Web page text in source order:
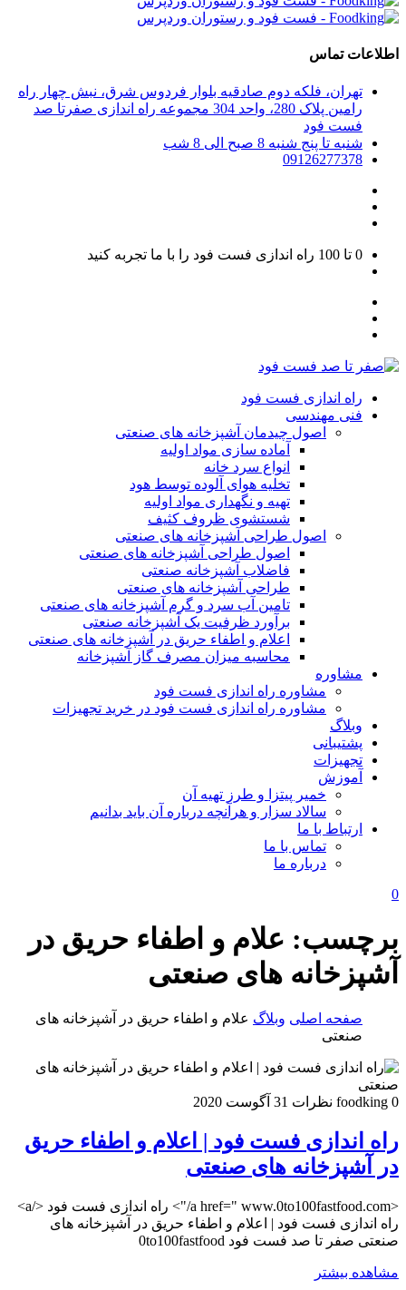
اطلاعات تماس
تهران، فلکه دوم صادقیه بلوار فردوس شرق، نبش چهار راه
رامین پلاک 280، واحد 304 مجموعه راه اندازی صفرتا صد
فست فود
شنبه تا پنج شنبه 8 صبح الی 8 شب
09126277378
0 تا 100 راه اندازی فست فود را با ما تجربه کنید
راه اندازی فست فود
فنی مهندسی
اصول چیدمان آشپزخانه های صنعتی
آماده سازی مواد اولیه
انواع سرد خانه
تخلیه هوای آلوده توسط هود
تهیه و نگهداری مواد اولیه
شستشوی ظروف کثیف
اصول طراحی آشپزخانه های صنعتی
اصول طراحی آشپزخانه های صنعتی
فاضلاب آشپزخانه صنعتی
طراحی آشپزخانه های صنعتی
تامین آب سرد و گرم آشپزخانه های صنعتی
برآورد ظرفیت یک آشپزخانه صنعتی
اعلام و اطفاء حریق در آشپزخانه های صنعتی
محاسبه میزان مصرف گاز آشپزخانه
مشاوره
مشاوره راه اندازی فست فود
مشاوره راه اندازی فست فود در خرید تجهیزات
وبلاگ
پشتیبانی
تجهیزات
آموزش
خمیر پیتزا و طرز تهیه آن
سالاد سزار و هرآنچه درباره آن باید بدانیم
ارتباط با ما
تماس با ما
درباره ما
0
برچسب: علام و اطفاء حریق در
آشپزخانه های صنعتی
صفحه اصلی وبلاگ علام و اطفاء حریق در آشپزخانه های
صنعتی
foodking 0 نظرات 31 آگوست 2020
راه اندازی فست فود | اعلام و اطفاء حریق
در آشپزخانه های صنعتی
<a href=" www.0to100fastfood.com/"> راه اندازی فست فود </a>
راه اندازی فست فود | اعلام و اطفاء حریق در آشپزخانه های
صنعتی صفر تا صد فست فود 0to100fastfood
مشاهده بیشتر